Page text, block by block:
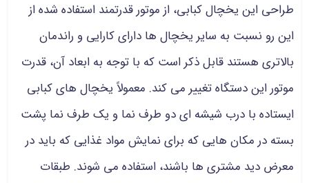
طراحی این یخچال کبابی، از موتور قدرتمند استفاده شده از
این رو نسبت به سایر یخچال ها دارای کارایی و راندمان
بالاتری هستند قابل ذکر است که با توجه به ابعاد آن، قدرت
موتور این دستگاه تغییر می کند. معمولاً یخچال های کبابی
ایستاده با درب شیشه ای دو طرف نما و یک طرف نما پشت
بسته در مکان هایی که برای نمایش مواد غذایی که باید در
معرض دید مشتری ها باشند، استفاده می شوند. طبقات